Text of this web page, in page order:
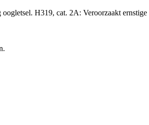
H319, cat. 2A: Veroorzaakt